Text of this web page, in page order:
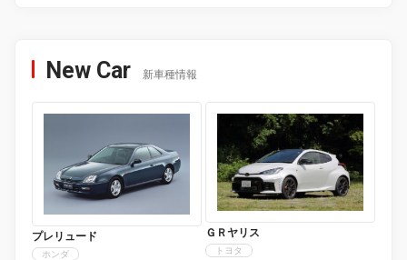
New Car 新車種情報
プレリュード
ホンダ
ＧＲヤリス
トヨタ